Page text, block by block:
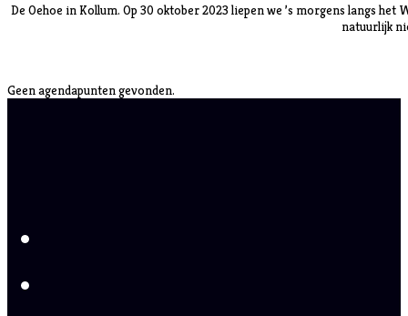
De Oehoe in Kollum. Op 30 oktober 2023 liepen we ’s morgens langs
natuurlijk
Geen agendapunten gevonden.